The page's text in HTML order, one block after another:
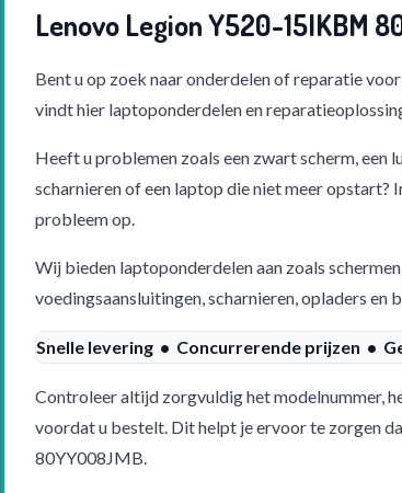
Lenovo Legion Y520-15IKBM
Bent u op zoek naar onderdelen of reparatie
vindt hier laptoponderdelen en
Heeft u problemen zoals een zwart scherm,
scharnieren of een laptop die niet meer opstart?
probleem op.
Wij bieden laptoponderdelen aan zoals
voedingsaansluitingen, scharnieren, opladers
Snelle levering • Concurrerende prijzen •
Controleer altijd zorgvuldig het modelnummer,
voordat u bestelt. Dit helpt je ervoor te zorgen
80YY008JMB.